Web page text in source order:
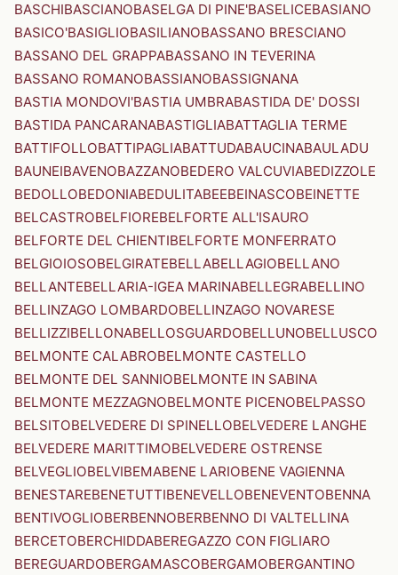
BASCHIBASCIANOBASELGA DI PINE'BASELICEBASIANO
BASICO'BASIGLIOBASILIANOBASSANO BRESCIANO
BASSANO DEL GRAPPABASSANO IN TEVERINA
BASSANO ROMANOBASSIANOBASSIGNANA
BASTIA MONDOVI'BASTIA UMBRABASTIDA DE' DOSSI
BASTIDA PANCARANABASTIGLIABATTAGLIA TERME
BATTIFOLLOBATTIPAGLIABATTUDABAUCINABAULADU
BAUNEIBAVENOBAZZANOBEDERO VALCUVIABEDIZZOLE
BEDOLLOBEDONIABEDULITABEEBEINASCOBEINETTE
BELCASTROBELFIOREBELFORTE ALL'ISAURO
BELFORTE DEL CHIENTIBELFORTE MONFERRATO
BELGIOIOSOBELGIRATEBELLABELLAGIOBELLANO
BELLANTEBELLARIA-IGEA MARINABELLEGRABELLINO
BELLINZAGO LOMBARDOBELLINZAGO NOVARESE
BELLIZZIBELLONABELLOSGUARDOBELLUNOBELLUSCO
BELMONTE CALABROBELMONTE CASTELLO
BELMONTE DEL SANNIOBELMONTE IN SABINA
BELMONTE MEZZAGNOBELMONTE PICENOBELPASSO
BELSITOBELVEDERE DI SPINELLOBELVEDERE LANGHE
BELVEDERE MARITTIMOBELVEDERE OSTRENSE
BELVEGLIOBELVIBEMABENE LARIOBENE VAGIENNA
BENESTAREBENETUTTIBENEVELLOBENEVENTOBENNA
BENTIVOGLIOBERBENNOBERBENNO DI VALTELLINA
BERCETOBERCHIDDABEREGAZZO CON FIGLIARO
BEREGUARDOBERGAMASCOBERGAMOBERGANTINO